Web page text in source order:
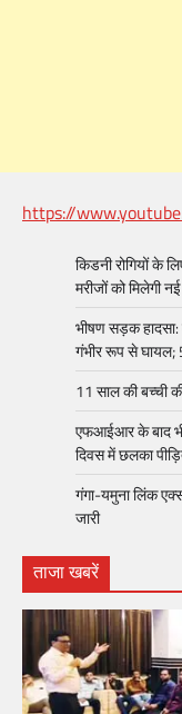
https://
किडनी रोगियों के
मरीजों को मिलेगी
भीषण सड़क
गंभीर रूप से घायल;
11 साल की बच्ची
एफआईआर के बाद
दिवस में छलका
गंगा-यमुना लिंक
जारी
ताजा खबरें